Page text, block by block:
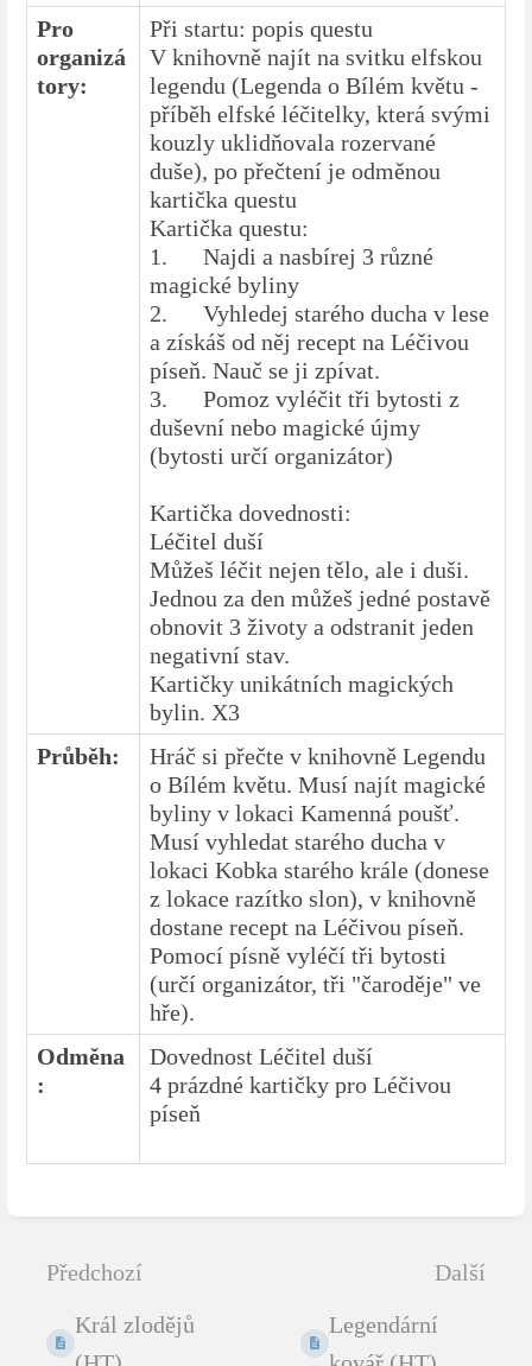
Pro
organizá
tory:
Při startu: popis questu
V knihovně najít na svitku elfskou
legendu (Legenda o Bílém květu -
příběh elfské léčitelky, která svými
kouzly uklidňovala rozervané
duše), po přečtení je odměnou
kartička questu
Kartička questu:
1. Najdi a nasbírej 3 různé
magické byliny
2. Vyhledej starého ducha v lese
a získáš od něj recept na Léčivou
píseň. Nauč se ji zpívat.
3. Pomoz vyléčit tři bytosti z
duševní nebo magické újmy
(bytosti určí organizátor)
Kartička dovednosti:
Léčitel duší
Můžeš léčit nejen tělo, ale i duši.
Jednou za den můžeš jedné postavě
obnovit 3 životy a odstranit jeden
negativní stav.
Kartičky unikátních magických
bylin. X3
Průběh:
Hráč si přečte v knihovně Legendu
o Bílém květu. Musí najít magické
byliny v lokaci Kamenná poušť.
Musí vyhledat starého ducha v
lokaci Kobka starého krále (donese
z lokace razítko slon), v knihovně
dostane recept na Léčivou píseň.
Pomocí písně vyléčí tři bytosti
(určí organizátor, tři "čaroděje" ve
hře).
Odměna
:
Dovednost Léčitel duší
4 prázdné kartičky pro Léčivou
píseň
Zadejte
výběru
Předchozí
Král zlodějů
Další
Legendární